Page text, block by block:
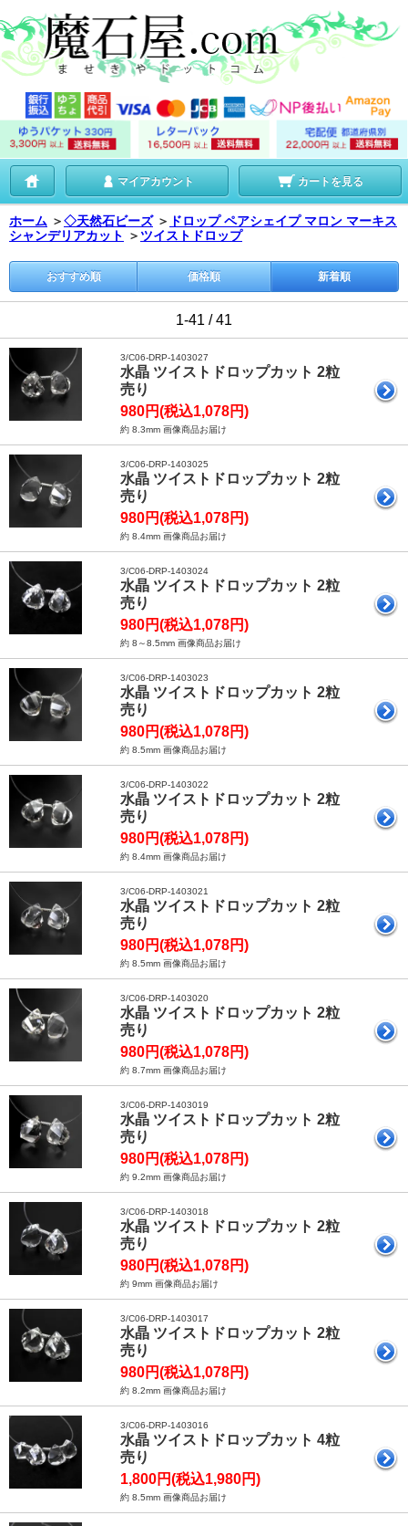
マイアカウント カートを見る
ホーム ＞◇天然石ビーズ ＞ ドロップ ペアシェイプ マロン マーキス
シャンデリアカット ＞ ツイストドロップ
おすすめ順 価格順 新着順
1-41 / 41
3/C06-DRP-1403027
水晶 ツイストドロップカット 2粒
売り
980円(税込1,078円)
約 8.3mm 画像商品お届け
3/C06-DRP-1403025
水晶 ツイストドロップカット 2粒
売り
980円(税込1,078円)
約 8.4mm 画像商品お届け
3/C06-DRP-1403024
水晶 ツイストドロップカット 2粒
売り
980円(税込1,078円)
約 8～8.5mm 画像商品お届け
3/C06-DRP-1403023
水晶 ツイストドロップカット 2粒
売り
980円(税込1,078円)
約 8.5mm 画像商品お届け
3/C06-DRP-1403022
水晶 ツイストドロップカット 2粒
売り
980円(税込1,078円)
約 8.4mm 画像商品お届け
3/C06-DRP-1403021
水晶 ツイストドロップカット 2粒
売り
980円(税込1,078円)
約 8.5mm 画像商品お届け
3/C06-DRP-1403020
水晶 ツイストドロップカット 2粒
売り
980円(税込1,078円)
約 8.7mm 画像商品お届け
3/C06-DRP-1403019
水晶 ツイストドロップカット 2粒
売り
980円(税込1,078円)
約 9.2mm 画像商品お届け
3/C06-DRP-1403018
水晶 ツイストドロップカット 2粒
売り
980円(税込1,078円)
約 9mm 画像商品お届け
3/C06-DRP-1403017
水晶 ツイストドロップカット 2粒
売り
980円(税込1,078円)
約 8.2mm 画像商品お届け
3/C06-DRP-1403016
水晶 ツイストドロップカット 4粒
売り
1,800円(税込1,980円)
約 8.5mm 画像商品お届け